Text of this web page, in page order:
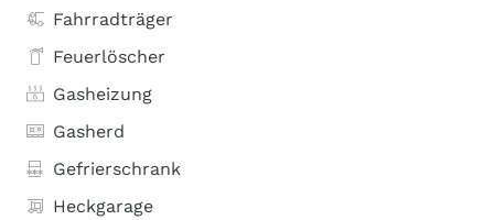
Fahrradträger
Feuerlöscher
Gasheizung
Gasherd
Gefrierschrank
Heckgarage